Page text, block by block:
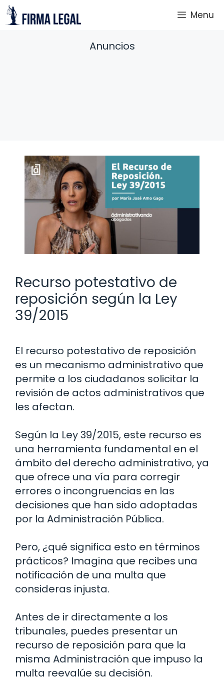
Saltar
al
Menu
Anuncios
Recurso potestativo de
reposición según la Ley
39/2015
El recurso potestativo de reposición
es un mecanismo administrativo que
permite a los ciudadanos solicitar la
revisión de actos administrativos que
les afectan.
Según la Ley 39/2015, este recurso es
una herramienta fundamental en el
ámbito del derecho administrativo, ya
que ofrece una vía para corregir
errores o incongruencias en las
decisiones que han sido adoptadas
por la Administración Pública.
Pero, ¿qué significa esto en términos
prácticos? Imagina que recibes una
notificación de una multa que
consideras injusta.
Antes de ir directamente a los
tribunales, puedes presentar un
recurso de reposición para que la
misma Administración que impuso la
multa reevalúe su decisión.